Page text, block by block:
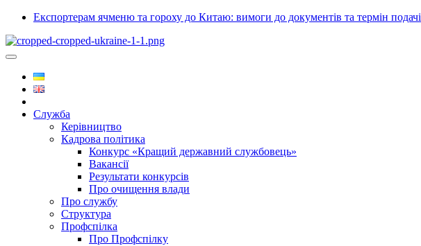
Експортерам ячменю та гороху до Китаю: вимоги до документів та термін подачі
Служба
Керівництво
Кадрова політика
Конкурс «Кращий державний службовець»
Вакансії
Результати конкурсів
Про очищення влади
Про службу
Структура
Профспілка
Про Профспілку